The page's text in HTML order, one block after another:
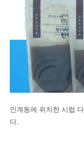
인계동에 위치한 시럽
다.